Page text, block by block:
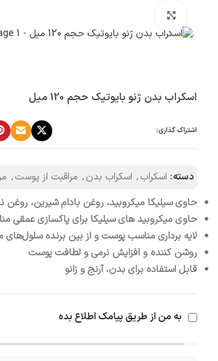
اسکراب بدن ژنو بایوتیک حجم 120 میل
اشتراک گذاری:
دسته: اسکراب, اسکراب بدن, مراقبت از پوست,
حاوی سیلیکا میکروبید، روغن بادام شیرین، روغن
حاوی میکروبید های سیلیکا برای پاکسازی عمقی
لایه برداری مناسب پوست و از بین برنده سلول‌های
روشن کننده و افزایش نرمی و لطافت پوست
قابل استفاده برای بدن، آرنج و زانو
به من از طریق پیامک اطلاع بده